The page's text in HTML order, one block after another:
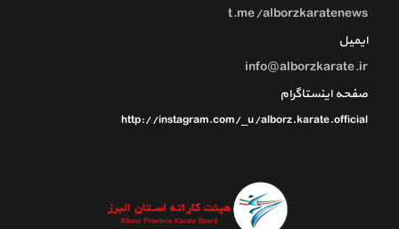
t.me/alborzkaratenews
ایمیل
info@alborzkarate.ir
صفحه اینستاگرام
http://instagram.com/_u/alborz.karate.official